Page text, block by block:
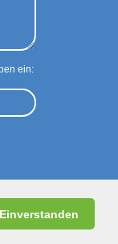
Einverstanden
ein: